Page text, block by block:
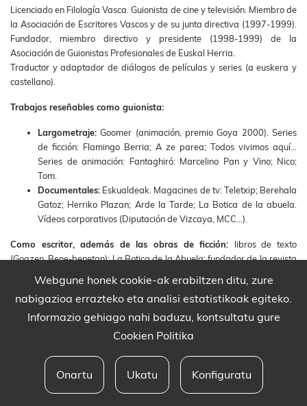
Licenciado en Filología Vasca. Guionista de cine y televisión. Miembro de
la Asociación de Escritores Vascos y de su junta directiva (1997-1999).
Fundador, miembro directivo y presidente (1998-1999) de la
Asociación de Guionistas Profesionales de Euskal Herria.
Traductor y adaptador de diálogos de películas y series (a euskera y
castellano).
Trabajos reseñables como guionista:
Largometraje: Goomer (animación, premio Goya 2000). Series
de ficción: Flamingo Berria; A ze parea; Todos vivimos aquí...
Series de animación: Fantaghiró: Marcelino Pan y Vino; Nico;
Tom.
Documentales: Eskualdeak. Magacines de tv: Teletxip; Berehala
Gatoz; Herriko Plazan; Arde la Tarde; La Botica de la abuela.
Vídeos corporativos (Diputación de Vizcaya, MCC...).
Como escritor, además de las obras de ficción: libros de texto
(Goazen, Bene-benetan); La Botica de la Abuela; fundador de la revista
Anaitasuna, Argia, Susa, Zehar...
Más información: www.joanesurkixo.com
Webgune honek cookie-ak erabiltzen ditu, zure
nabigazioa errazteko eta analisi estatistikoak egiteko.
Informazio gehiago nahi baduzu, kontsultatu gure
Cookien Politika
Onartu Ukatu Konfiguratu